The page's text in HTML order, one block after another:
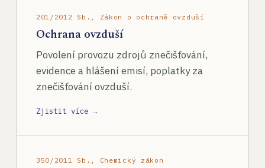
201/2012 Sb., Zákon o ochraně ovzduší
Ochrana ovzduší
Povolení provozu zdrojů znečišťování,
evidence a hlášení emisí, poplatky za
znečišťování ovzduší.
Zjistit více →
350/2011 Sb., Chemický zákon